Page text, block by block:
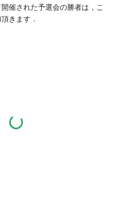
催された予選会の勝者は，こ
きます．